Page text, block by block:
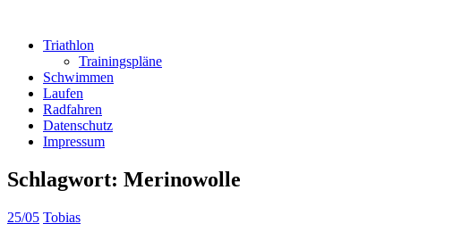
Triathlon
Trainingspläne
Schwimmen
Laufen
Radfahren
Datenschutz
Impressum
Schlagwort: Merinowolle
25/05 Tobias